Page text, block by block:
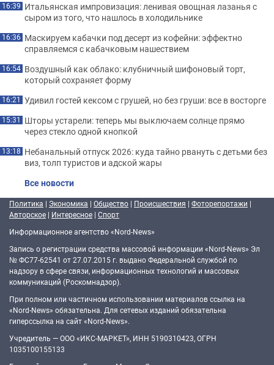
16:39 Итальянская импровизация: ленивая овощная лазанья с
сыром из того, что нашлось в холодильнике
16:36 Маскируем кабачки под десерт из кофейни: эффектно
справляемся с кабачковым нашествием
16:54 Воздушный как облако: клубничный шифоновый торт,
который сохраняет форму
16:21 Удивил гостей кексом с грушей, но без груши: все в восторге
15:31 Шторы устарели: теперь мы выключаем солнце прямо
через стекло одной кнопкой
13:18 Небанальный отпуск 2026: куда тайно рвануть с детьми без
виз, толп туристов и адской жары
Все новости
Политика | Экономика | Общество | Происшествия | Фоторепортажи |
Авторское | Интересное | Спорт
Информационное агентство «Nord-News»
Запись о регистрации средства массовой информации «Nord-News» Эл
№ ФС77-62541 от 27.07.2015 г. выдано Федеральной службой по
надзору в сфере связи, информационных технологий и массовых
коммуникаций (Роскомнадзор).
При полном или частичном использовании материалов ссылка на
«Nord-News» обязательна. Для сетевых изданий обязательна
гиперссылка на сайт «Nord-News».
Учредитель — ООО «ИКС-МАРКЕТ», ИНН 5190310423, ОГРН
1035100155133